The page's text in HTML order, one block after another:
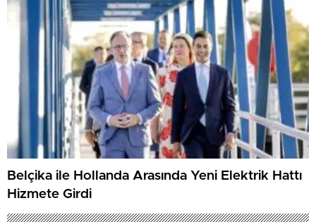
Belçika ile Hollanda Arasında Yeni Elektrik Hattı
Hizmete Girdi